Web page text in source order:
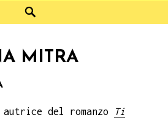
MITRA
del romanzo
Ti